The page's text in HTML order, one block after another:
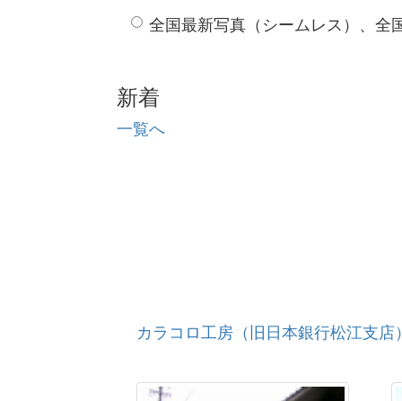
全国最新写真（シームレス）、全
新着
一覧へ
カラコロ工房（旧日本銀行松江支店